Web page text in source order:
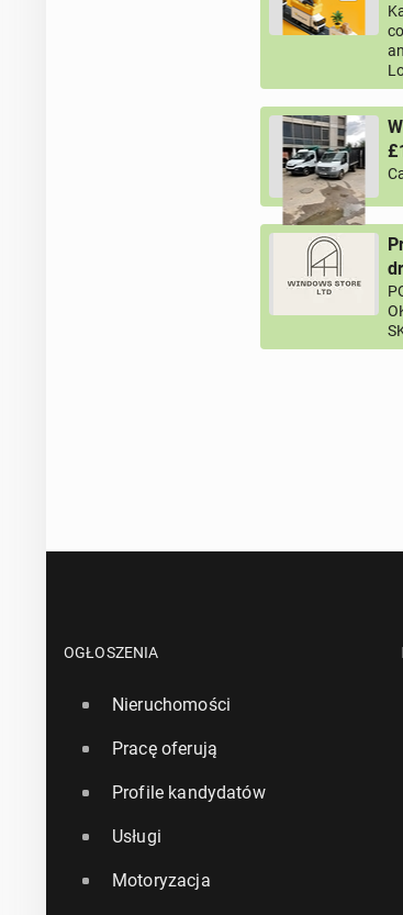
OGŁOSZENIA
Nieruchomości
Pracę oferują
Profile kandydatów
Usługi
Motoryzacja